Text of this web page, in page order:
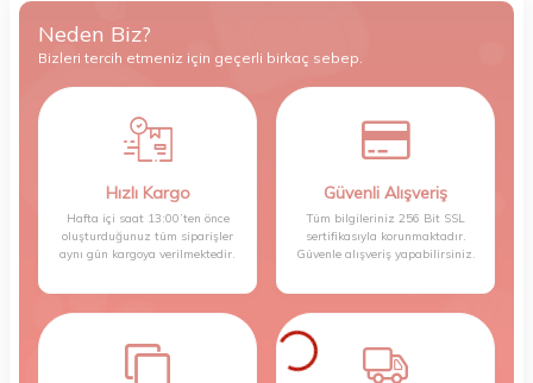
Neden Biz?
Bizleri tercih etmeniz için geçerli birkaç sebep.
Hızlı Kargo
Hafta içi saat 13:00’ten önce
oluşturduğunuz tüm siparişler
aynı gün kargoya verilmektedir.
Güvenli Alışveriş
Tüm bilgileriniz 256 Bit SSL
sertifikasıyla korunmaktadır.
Güvenle alışveriş yapabilirsiniz.